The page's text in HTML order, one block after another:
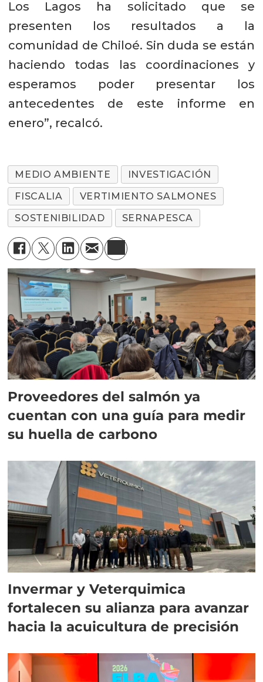
Los Lagos ha solicitado que se
presenten los resultados a la
comunidad de Chiloé. Sin duda se están
haciendo todas las coordinaciones y
esperamos poder presentar los
antecedentes de este informe en
enero”, recalcó.
MEDIO AMBIENTE
INVESTIGACIÓN
FISCALIA
VERTIMIENTO SALMONES
SOSTENIBILIDAD
SERNAPESCA
Proveedores del salmón ya
cuentan con una guía para medir
su huella de carbono
Invermar y Veterquimica
fortalecen su alianza para avanzar
hacia la acuicultura de precisión